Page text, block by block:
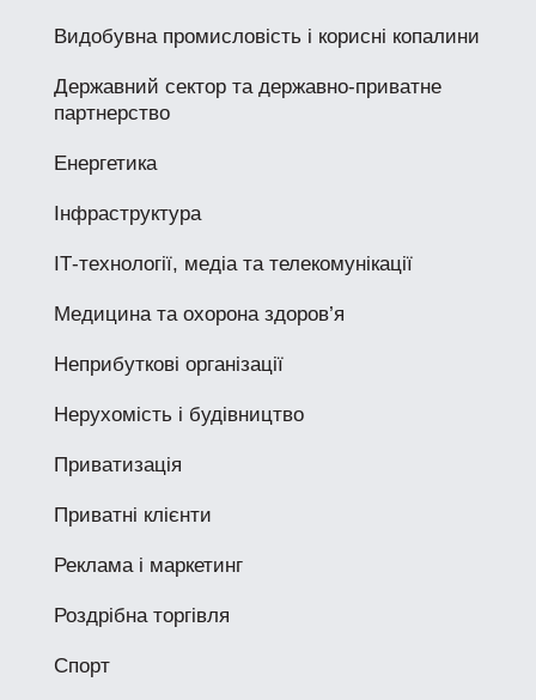
Видобувна промисловість і корисні копалини
Державний сектор та державно-приватне
партнерство
Енергетика
Інфраструктура
ІТ-технології, медіа та телекомунікації
Медицина та охорона здоров’я
Неприбуткові організації
Нерухомість і будівництво
Приватизація
Приватні клієнти
Реклама і маркетинг
Роздрібна торгівля
Спорт